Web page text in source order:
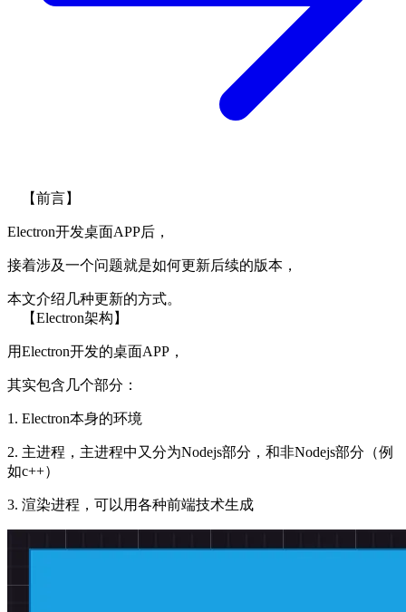
【前言】
Electron开发桌面APP后，
接着涉及一个问题就是如何更新后续的版本，
本文介绍几种更新的方式。
【Electron架构】
用Electron开发的桌面APP，
其实包含几个部分：
1. Electron本身的环境
2. 主进程，主进程中又分为Nodejs部分，和非Nodejs部分（例
如c++）
3. 渲染进程，可以用各种前端技术生成